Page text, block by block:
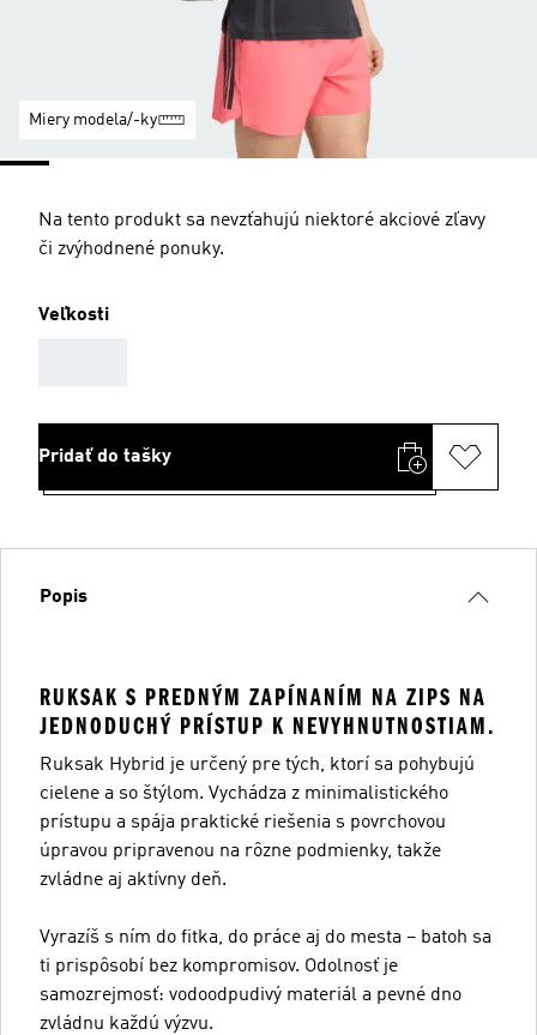
Miery modela/-ky
Na tento produkt sa nevzťahujú niektoré akciové zľavy
či zvýhodnené ponuky.
Veľkosti
Pridať do tašky
Popis
RUKSAK S PREDNÝM ZAPÍNANÍM NA ZIPS NA
JEDNODUCHÝ PRÍSTUP K NEVYHNUTNOSTIAM.
Ruksak Hybrid je určený pre tých, ktorí sa pohybujú
cielene a so štýlom. Vychádza z minimalistického
prístupu a spája praktické riešenia s povrchovou
úpravou pripravenou na rôzne podmienky, takže
zvládne aj aktívny deň.
Vyrazíš s ním do fitka, do práce aj do mesta – batoh sa
ti prispôsobí bez kompromisov. Odolnosť je
samozrejmosť: vodoodpudivý materiál a pevné dno
zvládnu každú výzvu.